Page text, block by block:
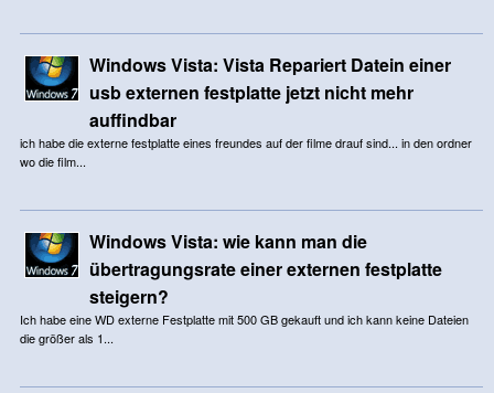
Windows Vista: Vista Repariert Datein einer
usb externen festplatte jetzt nicht mehr
auffindbar
ich habe die externe festplatte eines freundes auf der filme drauf sind... in den ordner
wo die film...
Windows Vista: wie kann man die
übertragungsrate einer externen festplatte
steigern?
Ich habe eine WD externe Festplatte mit 500 GB gekauft und ich kann keine Dateien
die größer als 1...